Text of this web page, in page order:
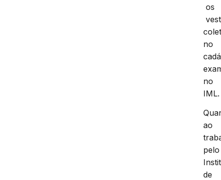
os
no
no
IML.
ao
pelo
de